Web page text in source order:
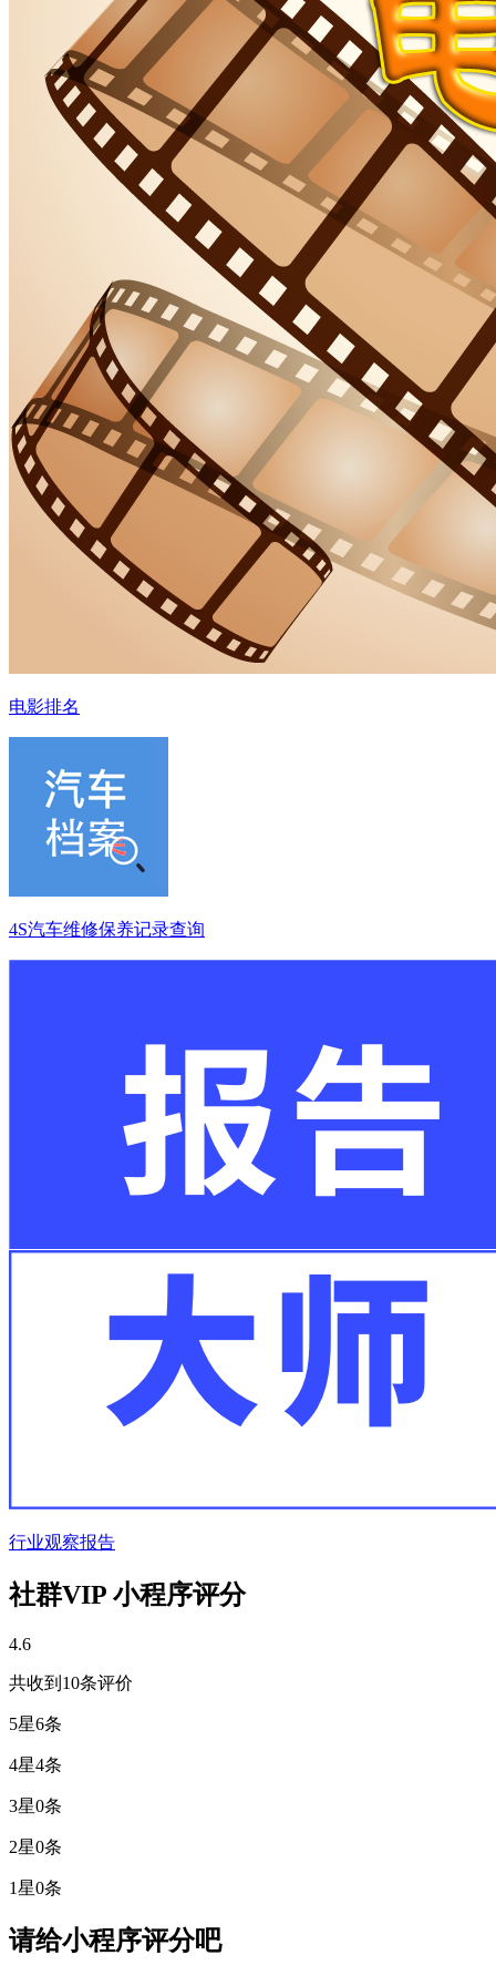
电影排名
4S汽车维修保养记录查询
行业观察报告
社群VIP 小程序评分
4.6
共收到10条评价
5星6条
4星4条
3星0条
2星0条
1星0条
请给小程序评分吧